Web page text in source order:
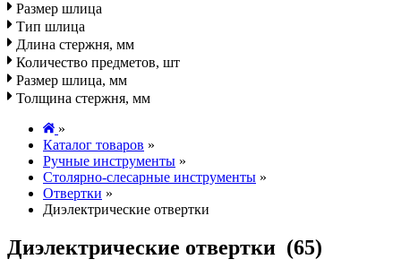
Размер шлица
Тип шлица
Длина стержня, мм
Количество предметов, шт
Размер шлица, мм
Толщина стержня, мм
»
Каталог товаров »
Ручные инструменты »
Столярно-слесарные инструменты »
Отвертки »
Диэлектрические отвертки
Диэлектрические отвертки (65)